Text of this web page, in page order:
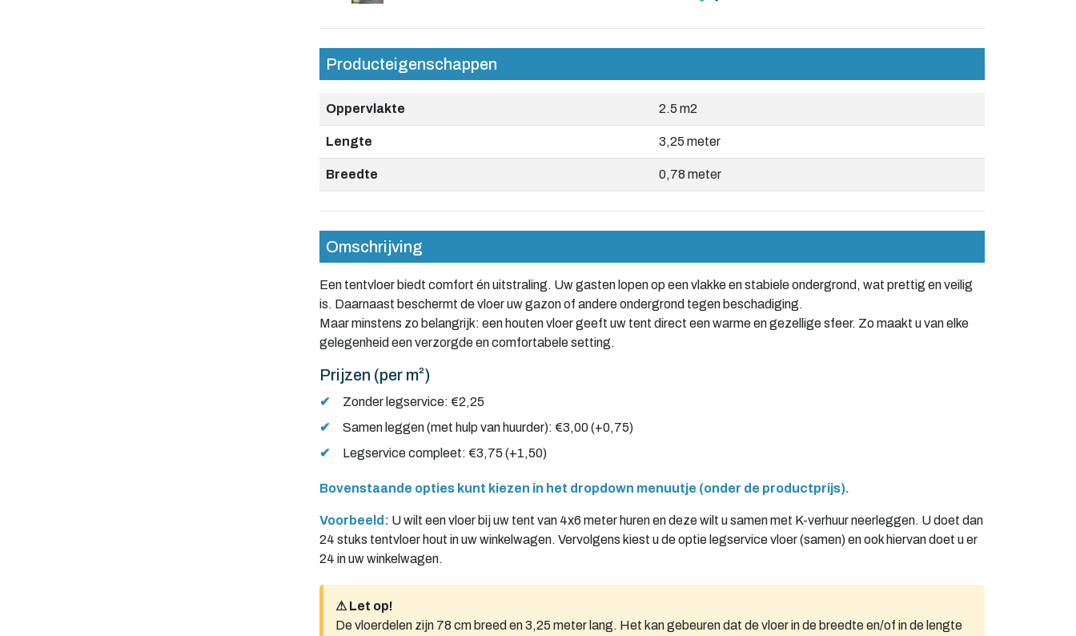
Producteigenschappen
Oppervlakte 2.5 m2
Lengte 3,25 meter
Breedte 0,78 meter
Omschrijving
Een tentvloer biedt comfort én uitstraling. Uw gasten lopen op een vlakke en stabiele ondergrond, wat prettig en veilig
is. Daarnaast beschermt de vloer uw gazon of andere ondergrond tegen beschadiging.
Maar minstens zo belangrijk: een houten vloer geeft uw tent direct een warme en gezellige sfeer. Zo maakt u van elke
gelegenheid een verzorgde en comfortabele setting.
Prijzen (per m²)
✔ Zonder legservice: €2,25
✔ Samen leggen (met hulp van huurder): €3,00 (+0,75)
✔ Legservice compleet: €3,75 (+1,50)
Bovenstaande opties kunt kiezen in het dropdown menuutje (onder de productprijs).
Voorbeeld: U wilt een vloer bij uw tent van 4x6 meter huren en deze wilt u samen met K-verhuur neerleggen. U doet dan
24 stuks tentvloer hout in uw winkelwagen. Vervolgens kiest u de optie legservice vloer (samen) en ook hiervan doet u er
24 in uw winkelwagen.
⚠ Let op!
De vloerdelen zijn 78 cm breed en 3,25 meter lang. Het kan gebeuren dat de vloer in de breedte en/of in de lengte